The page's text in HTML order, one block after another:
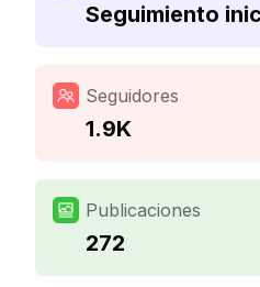
Seguimiento
Seguidores
1.9K
Publicaciones
272